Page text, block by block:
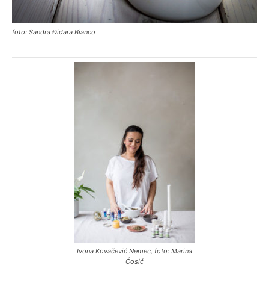
foto: Sandra Đidara Bianco
Ivona Kovačević Nemec, foto: Marina
Ćosić